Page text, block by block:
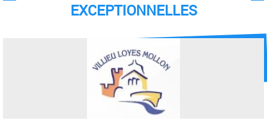
EXCEPTIONNELLES